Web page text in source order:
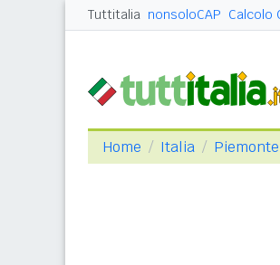
Tuttitalia nonsoloCAP Calcolo
Home Italia Piemonte